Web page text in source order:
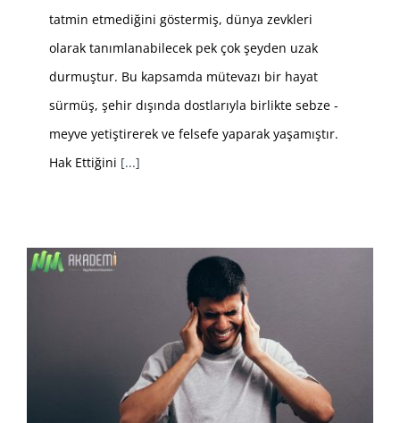
tatmin etmediğini göstermiş, dünya zevkleri
olarak tanımlanabilecek pek çok şeyden uzak
durmuştur. Bu kapsamda mütevazı bir hayat
sürmüş, şehir dışında dostlarıyla birlikte sebze -
meyve yetiştirerek ve felsefe yaparak yaşamıştır.
Hak Ettiğini [...]